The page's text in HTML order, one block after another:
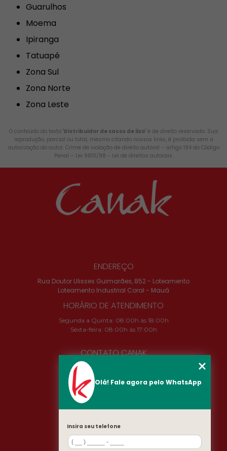
Guarulhos
Moema
Ipiranga
Tatuapé
Zona Sul
Zona Norte
Zona Leste
O conteúdo do texto "Distribuidor de sacos de lixo" é de direito reservado. Sua
reprodução, parcial ou total, mesmo citando nossos links, é proibida sem a
autorização do autor. Crime de violação de direito autoral – artigo 184 do Código
Penal – Lei 9610/98 - Lei de direitos autorais
ENDEREÇO
Rua Doutor Ulisses Guimarães, 852 - Loteamento
Loteamento Industrial Coral - Mauá
HORÁRIO DE ATENDIMENTO
Segunda a Quinta: 08:00h ás 18:00h
Sexta-feira: 08:00h às 17:00h
CONTATO CANAK
camila@canak.com.br
SIGA-NOS!
MENU
Olá! Fale agora pelo WhatsApp
Insira seu telefone